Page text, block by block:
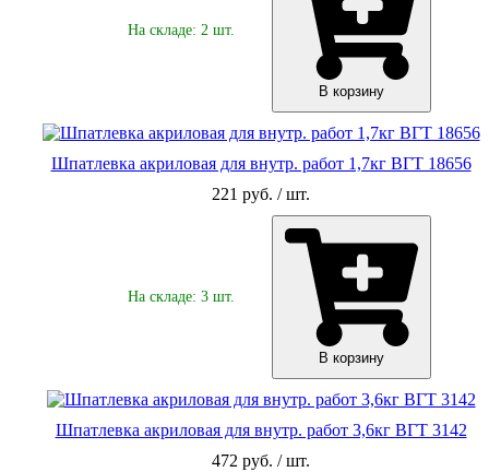
На складе: 2 шт.
В корзину
Шпатлевка акриловая для внутр. работ 1,7кг ВГТ 18656
221 руб. / шт.
На складе: 3 шт.
В корзину
Шпатлевка акриловая для внутр. работ 3,6кг ВГТ 3142
472 руб. / шт.